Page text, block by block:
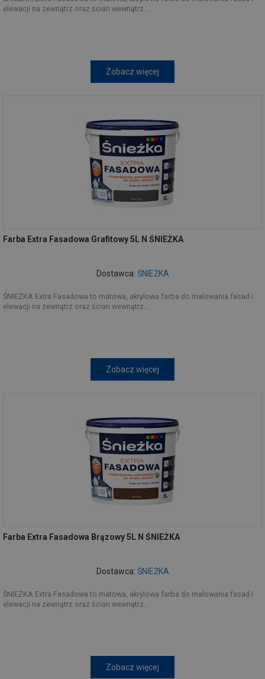
elewacji na zewnątrz oraz ścian wewnątrz...
Zobacz więcej
Farba Extra Fasadowa Grafitowy 5L N ŚNIEŻKA
Dostawca: ŚNIEŻKA
ŚNIEŻKA Extra Fasadowa to matowa, akrylowa farba do malowania fasad i
elewacji na zewnątrz oraz ścian wewnątrz...
Zobacz więcej
Farba Extra Fasadowa Brązowy 5L N ŚNIEŻKA
Dostawca: ŚNIEŻKA
ŚNIEŻKA Extra Fasadowa to matowa, akrylowa farba do malowania fasad i
elewacji na zewnątrz oraz ścian wewnątrz...
Zobacz więcej